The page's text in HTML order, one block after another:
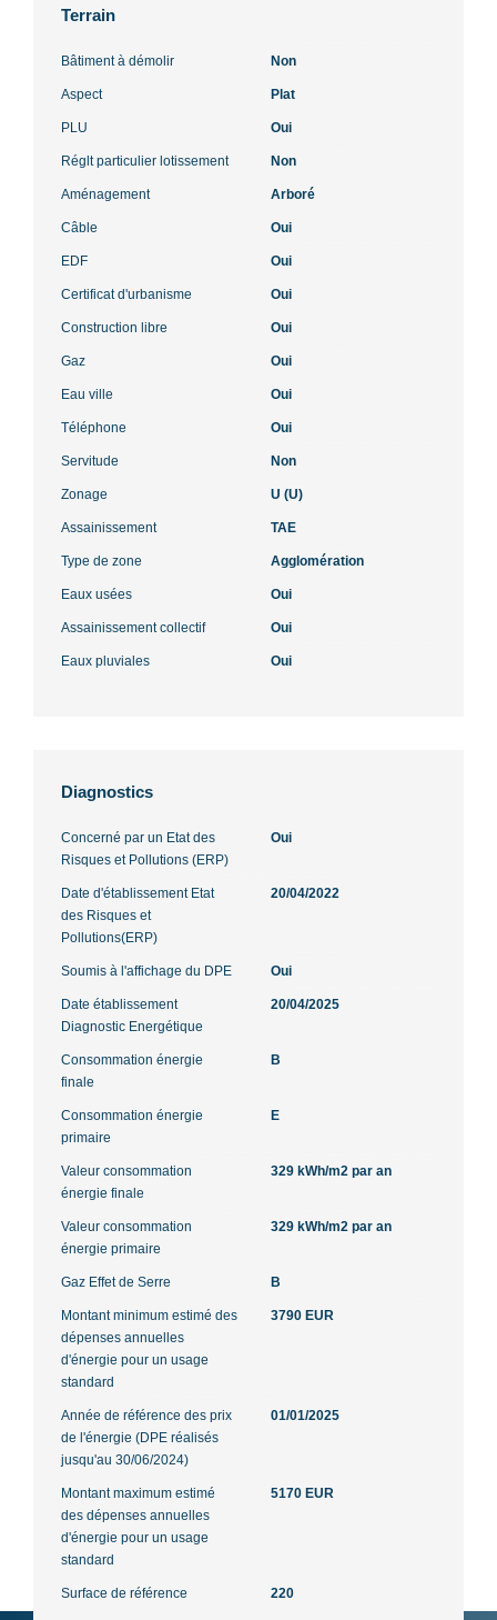
Terrain
Bâtiment à démolir Non
Aspect Plat
PLU Oui
Réglt particulier lotissement Non
Aménagement Arboré
Câble Oui
EDF Oui
Certificat d'urbanisme Oui
Construction libre Oui
Gaz Oui
Eau ville Oui
Téléphone Oui
Servitude Non
Zonage U (U)
Assainissement TAE
Type de zone Agglomération
Eaux usées Oui
Assainissement collectif Oui
Eaux pluviales Oui
Diagnostics
Concerné par un Etat des
Risques et Pollutions (ERP)
Oui
Date d'établissement Etat
des Risques et
Pollutions(ERP)
20/04/2022
Soumis à l'affichage du DPE Oui
Date établissement
Diagnostic Energétique
20/04/2025
Consommation énergie
finale
B
Consommation énergie
primaire
E
Valeur consommation
énergie finale
329 kWh/m2 par an
Valeur consommation
énergie primaire
329 kWh/m2 par an
Gaz Effet de Serre B
Montant minimum estimé des
dépenses annuelles
d'énergie pour un usage
standard
3790 EUR
Année de référence des prix
de l'énergie (DPE réalisés
jusqu'au 30/06/2024)
01/01/2025
Montant maximum estimé
des dépenses annuelles
d'énergie pour un usage
standard
5170 EUR
Surface de référence 220